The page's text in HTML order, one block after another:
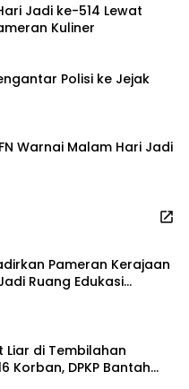
Jadi ke-514 Lewat
Kuliner
Polisi ke Jejak
Warnai Malam Hari Jadi
Pameran Kerajaan
Ruang Edukasi
Liar di Tembilahan
Korban, DPKP Bantah
Viral